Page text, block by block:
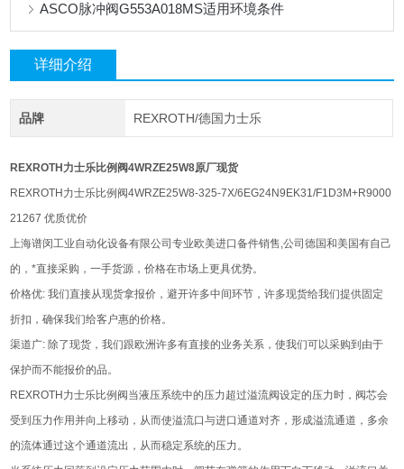
ASCO脉冲阀G553A018MS适用环境条件
详细介绍
品牌 REXROTH/德国力士乐
REXROTH力士乐比例阀4WRZE25W8原厂现货
REXROTH力士乐比例阀4WRZE25W8-325-7X/6EG24N9EK31/F1D3M+R9000
21267 优质优价
上海谱闵工业自动化设备有限公司专业欧美进口备件销售,公司德国和美国有自己
的，*直接采购，一手货源，价格在市场上更具优势。
价格优: 我们直接从现货拿报价，避开许多中间环节，许多现货给我们提供固定
折扣，确保我们给客户惠的价格。
渠道广: 除了现货，我们跟欧洲许多有直接的业务关系，使我们可以采购到由于
保护而不能报价的品。
REXROTH力士乐比例阀当液压系统中的压力超过溢流阀设定的压力时，阀芯会
受到压力作用并向上移动，从而使溢流口与进口通道对齐，形成溢流通道，多余
的流体通过这个通道流出，从而稳定系统的压力。